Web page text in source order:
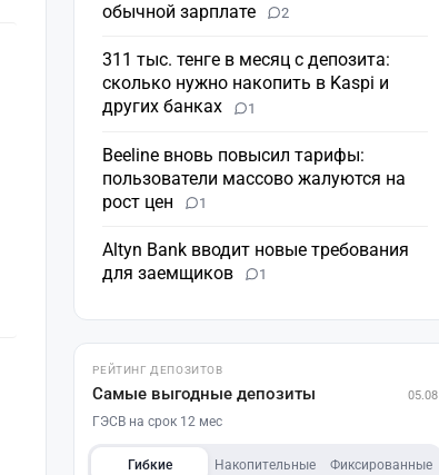
обычной зарплате
2
311 тыс. тенге в месяц с депозита:
сколько нужно накопить в Kaspi и
других банках
1
Beeline вновь повысил тарифы:
пользователи массово жалуются на
рост цен
1
Altyn Bank вводит новые требования
для заемщиков
1
РЕЙТИНГ ДЕПОЗИТОВ
Самые выгодные депозиты 05.08
ГЭСВ на срок 12 мес
Гибкие Накопительные Фиксированные